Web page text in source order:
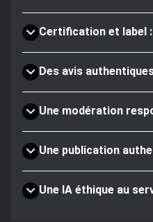
Certification et label
Des avis
Une modération
Une publication
Une IA éthique au